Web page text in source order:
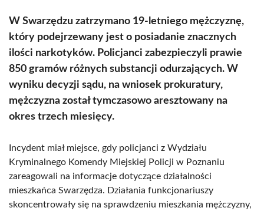
W Swarzędzu zatrzymano 19-letniego mężczyznę,
który podejrzewany jest o posiadanie znacznych
ilości narkotyków. Policjanci zabezpieczyli prawie
850 gramów różnych substancji odurzających. W
wyniku decyzji sądu, na wniosek prokuratury,
mężczyzna został tymczasowo aresztowany na
okres trzech miesięcy.
Incydent miał miejsce, gdy policjanci z Wydziału
Kryminalnego Komendy Miejskiej Policji w Poznaniu
zareagowali na informacje dotyczące działalności
mieszkańca Swarzędza. Działania funkcjonariuszy
skoncentrowały się na sprawdzeniu mieszkania mężczyzny,